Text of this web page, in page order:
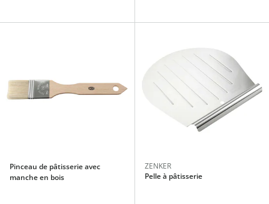
Pinceau de pâtisserie avec
manche en bois
ZENKER
Pelle à pâtisserie